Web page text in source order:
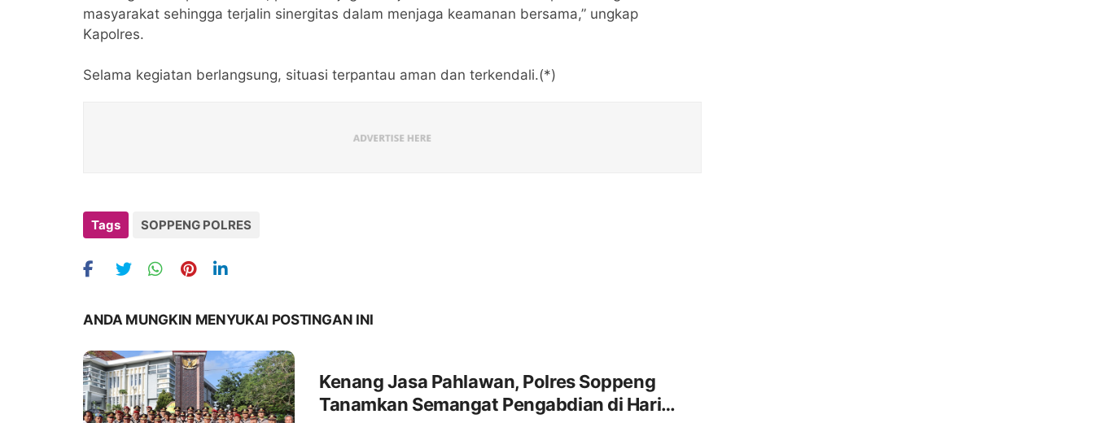
masyarakat sehingga terjalin sinergitas dalam menjaga keamanan bersama,” ungkap
Kapolres.
Selama kegiatan berlangsung, situasi terpantau aman dan terkendali.(*)
Tags SOPPENG POLRES
ANDA MUNGKIN MENYUKAI POSTINGAN INI
Kenang Jasa Pahlawan, Polres Soppeng
Tanamkan Semangat Pengabdian di Hari